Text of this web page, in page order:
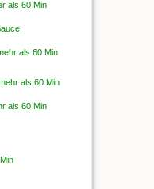
als 60 Min
als 60 Min
als 60 Min
als 60 Min